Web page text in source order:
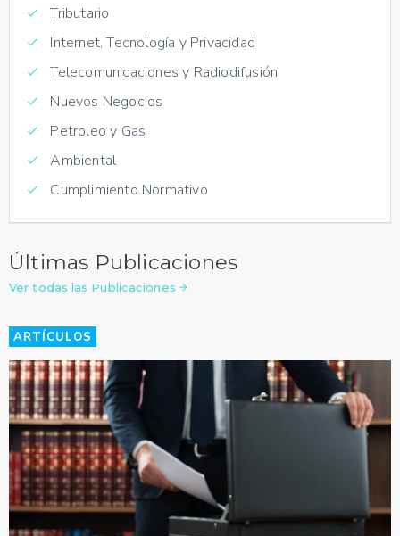
Tributario
Internet, Tecnología y Privacidad
Telecomunicaciones y Radiodifusión
Nuevos Negocios
Petroleo y Gas
Ambiental
Cumplimiento Normativo
Últimas Publicaciones
Ver todas las Publicaciones
ARTÍCULOS